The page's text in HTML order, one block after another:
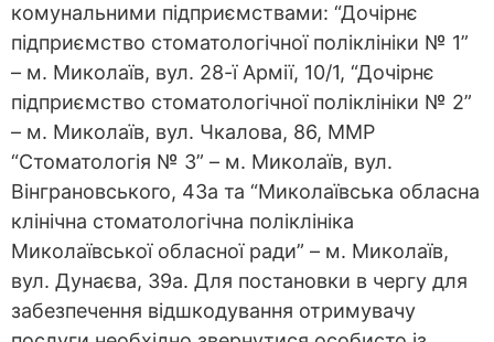
комунальними підприємствами: “Дочірнє
підприємство стоматологічної поліклініки № 1”
– м. Миколаїв, вул. 28-ї Армії, 10/1, “Дочірнє
підприємство стоматологічної поліклініки № 2”
– м. Миколаїв, вул. Чкалова, 86, ММР
“Стоматологія № 3” – м. Миколаїв, вул.
Вінграновського, 43а та “Миколаївська обласна
клінічна стоматологічна поліклініка
Миколаївської обласної ради” – м. Миколаїв,
вул. Дунаєва, 39а. Для постановки в чергу для
забезпечення відшкодування отримувачу